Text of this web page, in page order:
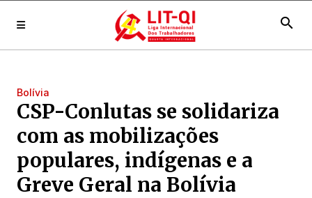
search
Bolívia
CSP-Conlutas se solidariza
com as mobilizações
populares, indígenas e a
Greve Geral na Bolívia